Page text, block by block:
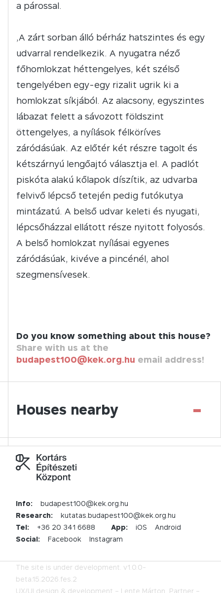
a párossal.
,A zárt sorban álló bérház hatszintes és egy
udvarral rendelkezik. A nyugatra néző
főhomlokzat héttengelyes, két szélső
tengelyében egy-egy rizalit ugrik ki a
homlokzat síkjából. Az alacsony, egyszintes
lábazat felett a sávozott földszint
öttengelyes, a nyílások félköríves
záródásúak. Az előtér két részre tagolt és
kétszárnyú lengőajtó választja el. A padlót
piskóta alakú kőlapok díszítik, az udvarba
felvivő lépcső tetején pedig futókutya
mintázatú. A belső udvar keleti és nyugati,
lépcsőházzal ellátott része nyitott folyosós.
A belső homlokzat nyílásai egyenes
záródásúak, kivéve a pincénél, ahol
szegmensívesek.
Do you know something about this house?
Share with us at the
budapest100@kek.org.hu email address!
Houses nearby -
Info:
budapest100@kek.org.hu
Research:
kutatas.budapest100@kek.org.hu
Tel:
+36 20 341 6688 App: iOS
Android
Social:
Facebook Instagram
The site is under development. v1.0.0-
beta.15.2026.fes.2
UX/UI design & development – Lente Márton, Partner –